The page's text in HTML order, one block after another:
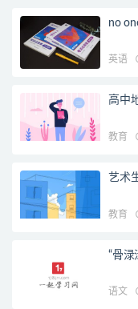
no
英语
高中
教育
艺术
教育
“骨渌
语文